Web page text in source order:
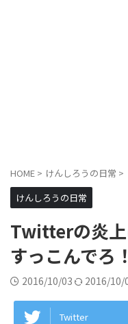
HOME > けんしろうの日常 >
けんしろうの日常
Twitterの炎上
すっこんでろ
2016/10/03 2016/10/
Twitter